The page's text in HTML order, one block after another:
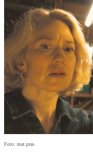
Foto: mat.pras.